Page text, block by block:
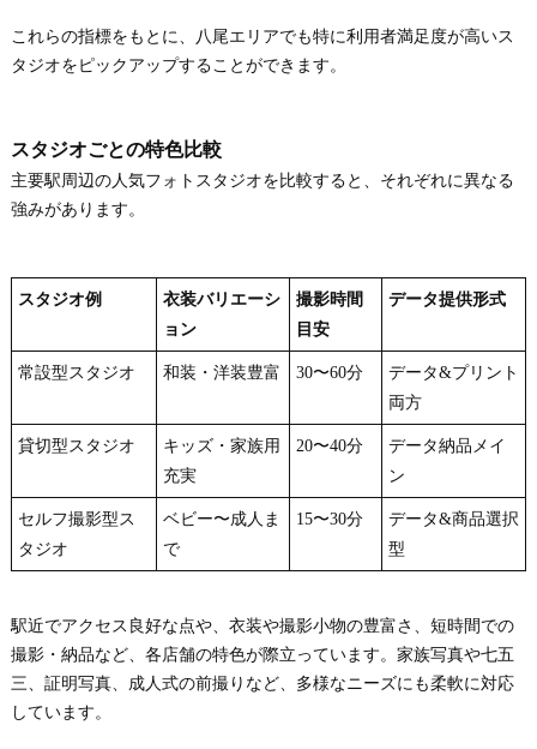
これらの指標をもとに、八尾エリアでも特に利用者満足度が高いス
タジオをピックアップすることができます。
スタジオごとの特色比較
主要駅周辺の人気フォトスタジオを比較すると、それぞれに異なる
強みがあります。
スタジオ例
衣装バリエーシ
ョン
撮影時間
目安
データ提供形式
常設型スタジオ 和装・洋装豊富 30〜60分
データ&プリント
両方
貸切型スタジオ
キッズ・家族用
充実
20〜40分
データ納品メイ
ン
セルフ撮影型ス
タジオ
ベビー〜成人ま
で
15〜30分
データ&商品選択
型
駅近でアクセス良好な点や、衣装や撮影小物の豊富さ、短時間での
撮影・納品など、各店舗の特色が際立っています。家族写真や七五
三、証明写真、成人式の前撮りなど、多様なニーズにも柔軟に対応
しています。